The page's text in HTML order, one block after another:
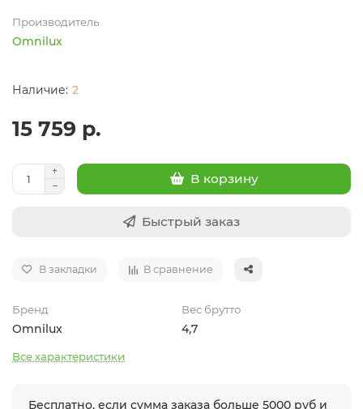
Производитель
Omnilux
2
15 759 р.
В корзину
Быстрый заказ
В закладки В сравнение
Бренд
Omnilux
Вес брутто
4,7
Все характеристики
Бесплатно, если сумма заказа больше 5000 руб и